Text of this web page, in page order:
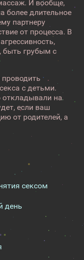
И вообще,
более длительное
партнеру
от процесса. В
быть грубым с
с детьми.
откладывали на
если ваш
от родителей, а
сексом
день